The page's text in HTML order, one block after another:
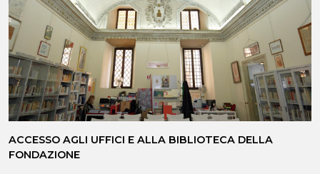
ACCESSO AGLI UFFICI E ALLA BIBLIOTECA DELLA
FONDAZIONE